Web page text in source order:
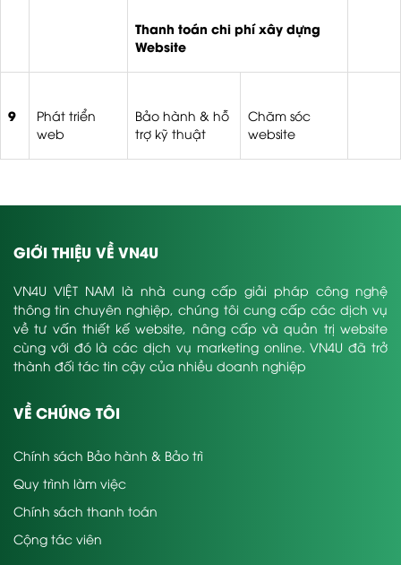
Thanh toán chi phí xây dựng
Website
9
Phát triển
web
Bảo hành & hỗ
trợ kỹ thuật
Chăm sóc
website
GIỚI THIỆU VỀ VN4U
VN4U VIỆT NAM là nhà cung cấp giải pháp công nghệ
thông tin chuyên nghiệp, chúng tôi cung cấp các dịch vụ
về tư vấn thiết kế website, nâng cấp và quản trị website
cùng với đó là các dịch vụ marketing online. VN4U đã trở
thành đối tác tin cậy của nhiều doanh nghiệp
VỀ CHÚNG TÔI
Chính sách Bảo hành & Bảo trì
Quy trình làm việc
Chính sách thanh toán
Cộng tác viên